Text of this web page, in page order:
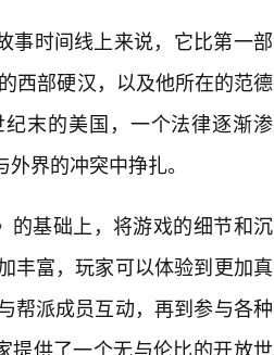
事时间线上来说，它比第一部
西部硬汉，以及他所在的范德
末的美国，一个法律逐渐渗
界的冲突中挣扎。
的基础上，将游戏的细节和沉
丰富，玩家可以体验到更加真
帮派成员互动，再到参与各种
提供了一个无与伦比的开放世